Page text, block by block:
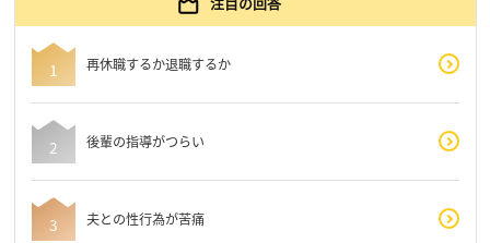
再休職するか退職するか
後輩の指導がつらい
夫との性行為が苦痛